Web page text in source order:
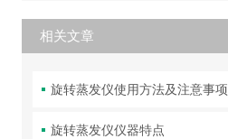
相关文章
旋转蒸发仪使用方法及注意事项
旋转蒸发仪仪器特点